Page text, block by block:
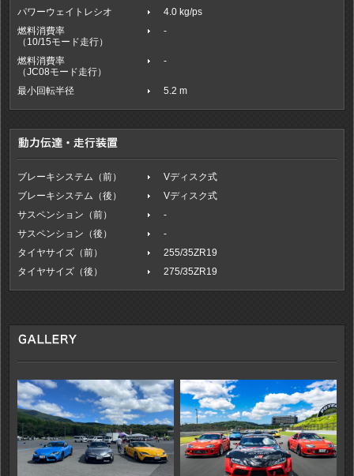
パワーウェイトレシオ
4.0 kg/ps
燃料消費率
（10/15モード走行）
-
燃料消費率
（JC08モード走行）
-
最小回転半径 5.2 m
ブレーキシステム（前）
Vディスク式
ブレーキシステム（後）
Vディスク式
サスペンション（前）
-
サスペンション（後）
-
タイヤサイズ（前）
255/35ZR19
タイヤサイズ（後）
275/35ZR19